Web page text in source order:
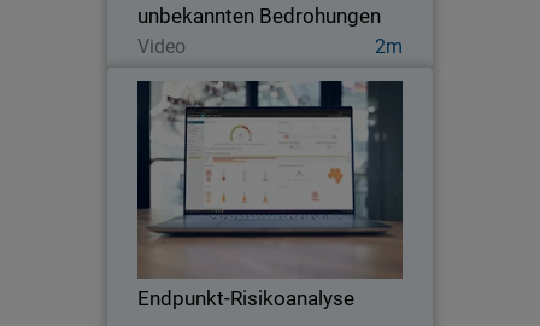
unbekannten Bedrohungen
Video 2m
Jetzt ansehen
Endpunkt-Risikoanalyse
Endpunkt-Risikoanalyse
Verstehen Sie die Bedeutung effektiver
Sicherheitsbewertungen mit Endpunkt-
Risikoanalysen und verbessern Sie so